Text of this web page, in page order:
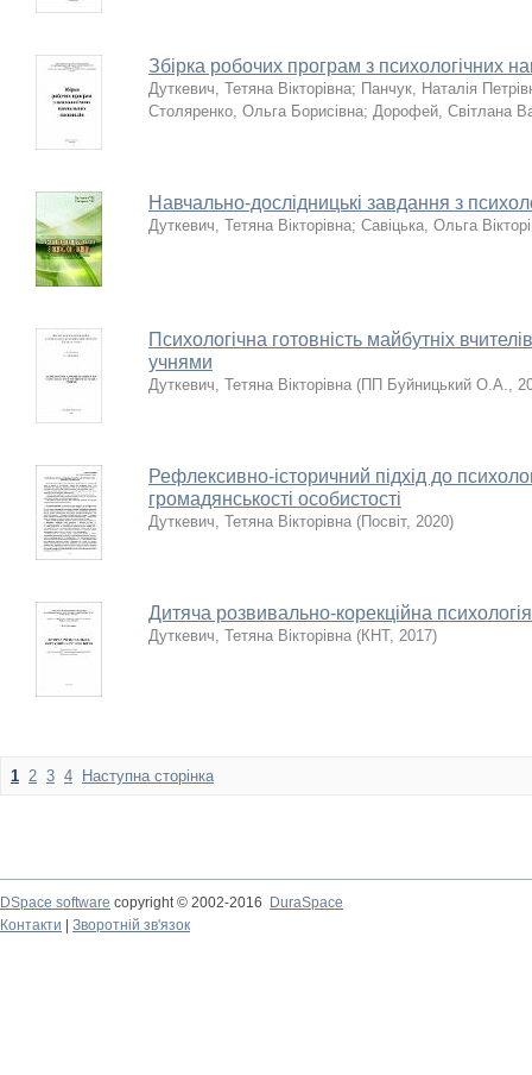
Збірка робочих програм з психологічних
Дуткевич, Тетяна Вікторівна; Панчук, Наталія
Столяренко, Ольга Борисівна; Дорофей, Світлана
Навчально-дослідницькі завдання з
Дуткевич, Тетяна Вікторівна; Савіцька, Ольга
Психологічна готовність майбутніх
учнями
Дуткевич, Тетяна Вікторівна (ПП Буйницький О.А.,
Рефлексивно-історичний підхід до
громадянськості особистості
Дуткевич, Тетяна Вікторівна (Посвіт, 2020)
Дитяча розвивально-корекційна
Дуткевич, Тетяна Вікторівна (КНТ, 2017)
1 2 3 4 Наступна сторінка
DSpace software copyright © 2002-2016
DuraSpace
Контакти
Зворотній зв'язок